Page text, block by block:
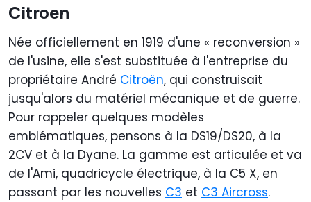
Citroen
Née officiellement en 1919 d'une « reconversion »
de l'usine, elle s'est substituée à l'entreprise du
propriétaire André Citroën, qui construisait
jusqu'alors du matériel mécanique et de guerre.
Pour rappeler quelques modèles
emblématiques, pensons à la DS19/DS20, à la
2CV et à la Dyane. La gamme est articulée et va
de l'Ami, quadricycle électrique, à la C5 X, en
passant par les nouvelles C3 et C3 Aircross.